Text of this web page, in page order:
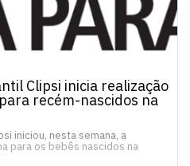
Clipsi inicia realização
recém-nascidos na
iniciou, nesta semana, a
para os bebês nascidos na